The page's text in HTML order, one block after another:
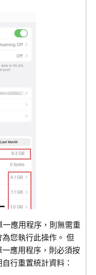
應用程序，則無需重
您執行此操作。 但
應用程序，則必須按
行重置統計資料：